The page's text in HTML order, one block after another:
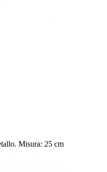
Misura: 25 cm